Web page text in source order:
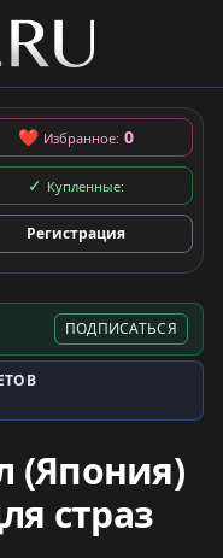
❤ Избранное: 0
✓ Купленные:
Регистрация
ПОДПИСАТЬСЯ
(Япония)
страз